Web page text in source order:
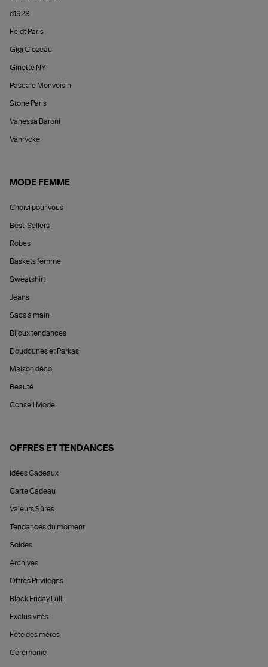
d1928
Feidt Paris
Gigi Clozeau
Ginette NY
Pascale Monvoisin
Stone Paris
Vanessa Baroni
Vanrycke
MODE FEMME
Choisi pour vous
Best-Sellers
Robes
Baskets femme
Sweatshirt
Jeans
Sacs à main
Bijoux tendances
Doudounes et Parkas
Maison déco
Beauté
Conseil Mode
OFFRES ET TENDANCES
Idées Cadeaux
Carte Cadeau
Valeurs Sûres
Tendances du moment
Soldes
Archives
Offres Privilèges
Black Friday Lulli
Exclusivités
Fête des mères
Cérémonie